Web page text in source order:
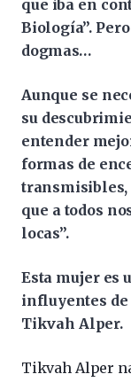
que iba en
Biología”.
dogmas…
Aunque se
su
entender
formas de
transmisibles,
que a todos
locas”.
Esta mujer es
influyentes de
Tikvah Alper.
Tikvah Alper